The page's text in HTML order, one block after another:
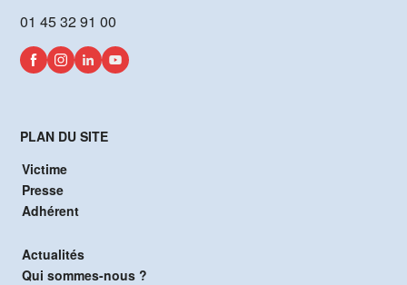
01 45 32 91 00
PLAN DU SITE
Victime
Presse
Adhérent
Actualités
Qui sommes-nous ?